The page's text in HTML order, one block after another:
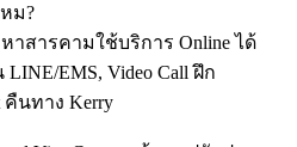
ม?
สารคามใช้บริการ Online ได้
EMS, Video Call ฝึก
คืนทาง Kerry